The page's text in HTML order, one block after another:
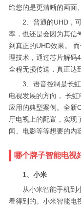
给您的是更清晰的画面
2、普通的UHD，
率，也还是会因为其信
到真正的UHD效果。
理技术，通过芯片解码
全程无损传送，真正达
3、语音控制是长
电视发展的方向， 长
应用的典型案例。全新
厅电视上的配置，实现
闻、电影等等想要的内
哪个牌子智能电视
1、小米
从小米智能手机到
看得到的。小米智能电